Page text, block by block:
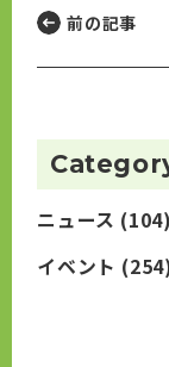
前の記事
ニュース (104)
イベント